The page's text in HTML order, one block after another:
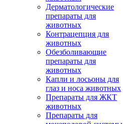
Дерматологические
препараты для
животных
Контрацепция для
животных
Обезболивающие
препараты для
животных
Капли и лосьоны для
глаз и носа животных
Препараты для ЖКТ
животных
Препараты для